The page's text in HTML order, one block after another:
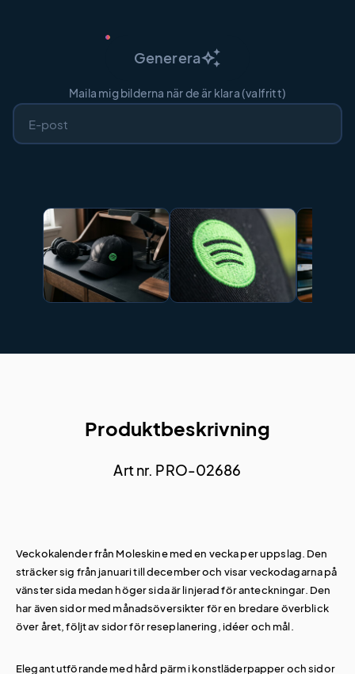
Genereraauto_awesome
Maila mig bilderna när de är klara (valfritt)
Produktbeskrivning
Art nr. PRO-02686
Veckokalender från Moleskine med en vecka per uppslag. Den
sträcker sig från januari till december och visar veckodagarna på
vänster sida medan höger sida är linjerad för anteckningar. Den
har även sidor med månadsöversikter för en bredare överblick
över året, följt av sidor för reseplanering, idéer och mål.
Elegant utförande med hård pärm i konstläderpapper och sidor